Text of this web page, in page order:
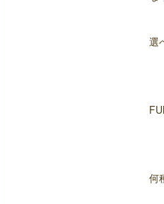
選
何